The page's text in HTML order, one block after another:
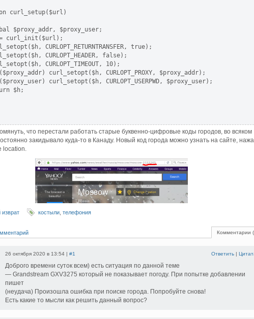
curl_setup($url)
$proxy_addr, $proxy_user;
curl_init($url);
CURLOPT_RETURNTRANSFER, true);
CURLOPT_HEADER, false);
CURLOPT_TIMEOUT, 10);
curl_setopt($h, CURLOPT_PROXY, $proxy_addr);
curl_setopt($h, CURLOPT_USERPWD, $proxy_user);
$h;
что перестали работать старые буквенно-цифровые коды городов, во всяком
закидывало куда-то в Канаду. Новый код города можно узнать на сайте,
location.
изврат костыли телефония
Комментарии
26 октября 2020 в 13:54 | #1 Ответить |
Доброго времени суток всем) есть ситуация по данной теме
— Grandstream GXV3275 который не показывает погоду. При попытке добавлении
пишет
(неудача) Произошла ошибка при поиске города. Попробуйте снова!
Есть какие то мысли как решить данный вопрос?